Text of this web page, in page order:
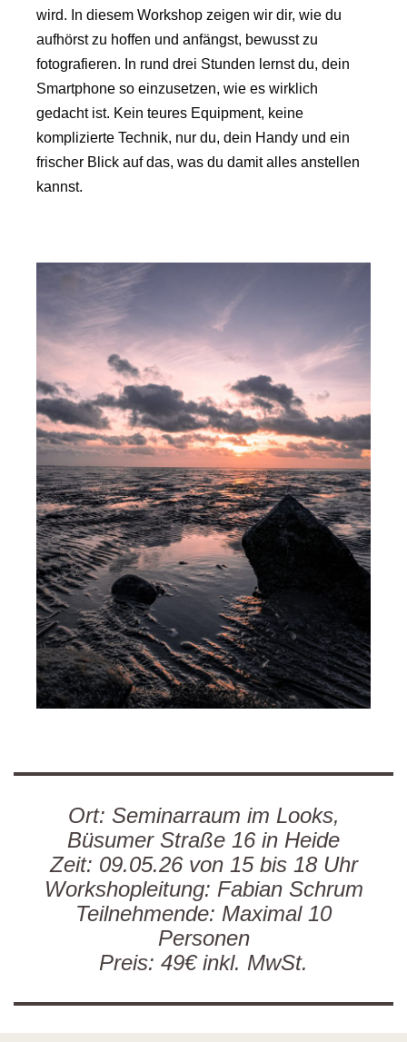
wird. In diesem Workshop zeigen wir dir, wie du
aufhörst zu hoffen und anfängst, bewusst zu
fotografieren. In rund drei Stunden lernst du, dein
Smartphone so einzusetzen, wie es wirklich
gedacht ist. Kein teures Equipment, keine
komplizierte Technik, nur du, dein Handy und ein
frischer Blick auf das, was du damit alles anstellen
kannst.
Ort: Seminarraum im Looks,
Büsumer Straße 16 in Heide
Zeit: 09.05.26 von 15 bis 18 Uhr
Workshopleitung: Fabian Schrum
Teilnehmende: Maximal 10
Personen
Preis: 49€ inkl. MwSt.